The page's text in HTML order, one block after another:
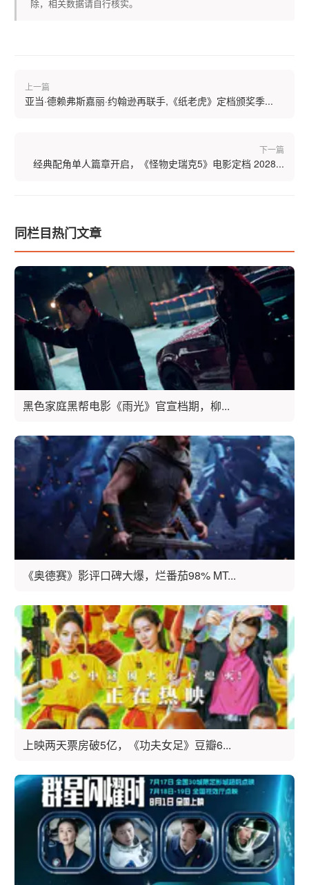
除，相关数据请自行核实。
上一篇
亚当·德赖弗斯嘉丽·约翰逊再联手,《纸老虎》定档颁奖季...
下一篇
经典配角单人篇章开启，《怪物史瑞克5》电影定档 2028...
同栏目热门文章
黑色家庭黑帮电影《雨光》官宣档期，柳...
《奥德赛》影评口碑大爆，烂番茄98% MT...
上映两天票房破5亿，《功夫女足》豆瓣6...